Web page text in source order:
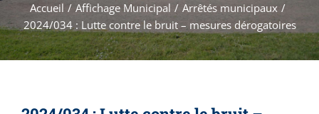
Accueil / Affichage Municipal / Arrêtés municipaux /
2024/034 : Lutte contre le bruit – mesures dérogatoires